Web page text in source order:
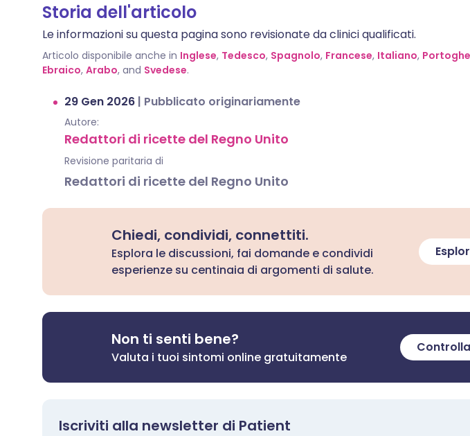
Storia dell'articolo
Le informazioni su questa pagina sono revisionate da clinici qualificati.
Articolo disponibile anche in Inglese, Tedesco, Spagnolo, Francese, Italiano,
Ebraico, Arabo, and Svedese.
29 Gen 2026 | Pubblicato originariamente
Autore:
Redattori di ricette del Regno Unito
Revisione paritaria di
Redattori di ricette del Regno Unito
Chiedi, condividi, connettiti.
Esplora le discussioni, fai domande e condividi
esperienze su centinaia di argomenti di salute.
Non ti senti bene?
Valuta i tuoi sintomi online gratuitamente
Iscriviti alla newsletter di Patient